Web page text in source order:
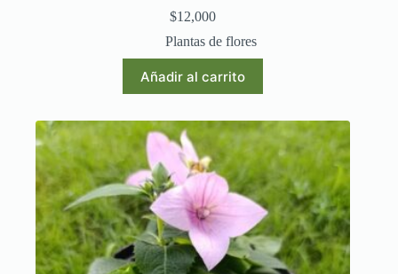
$12,000
Plantas de flores
Añadir al carrito